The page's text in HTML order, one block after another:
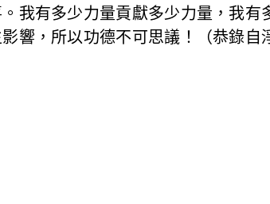
我有多少力量貢獻多少力量，我
響，所以功德不可思議！（恭錄